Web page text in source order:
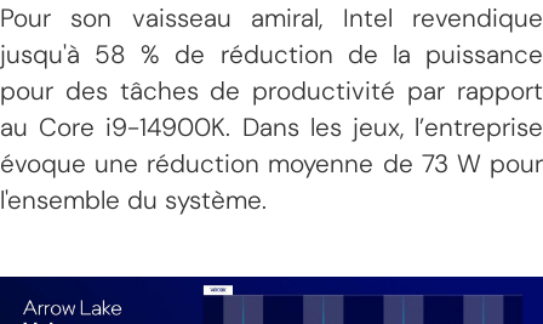
Pour son vaisseau amiral, Intel revendique
jusqu'à 58 % de réduction de la puissance
pour des tâches de productivité par rapport
au Core i9-14900K. Dans les jeux, l’entreprise
évoque une réduction moyenne de 73 W pour
l'ensemble du système.